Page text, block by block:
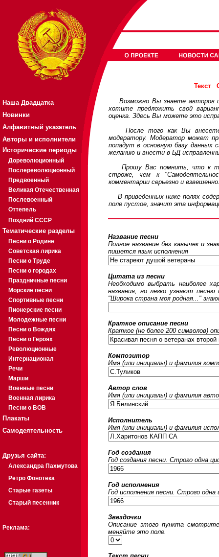
Наша Двадцатка
Новинки
Алфавитный указатель
Авторы и исполнители
Исторические периоды
Дореволюционный
Послереволюционный
Предвоенный
Великая Отечественная
Послевоенный
Оттепель
Поздний СССР
Тематические разделы
Песни о Родине
Советская лирика
Песни о Труде
Песни о городах
Праздничные песни
Морские песни
Спортивные песни
Пионерские песни
Молодежные песни
Песни о Вождях
Песни о Героях
Революционные
Интернационал
Речи
Марши
Военные песни
Военная лирика
Песни о ВОВ
Плакаты
Самодеятельность
Друзья сайта:
Александра Пахмутова
Ретро Фонотека
Старые газеты
Старый песенник
Реклама:
Текст
Возможно Вы знаете авторов
хотите предложить свой
оценка. Здесь Вы можете это
После того как Вы внесете
модератору. Модератор может
попадут в основную базу
желанию и внести в БД
Прошу Вас помнить, что к
строже, чем к
комментарии серьезно и
В приведенных ниже полях
поле пустое, значит эта
Название песни
Полное название без кавычек и
пишется язык исполнения
Цитата из песни
Необходимо выбрать наиболее
названия, но легко узнают
"Широка страна моя родная..."
Краткое описание песни
Краткое (не более 200 символов)
Композитор
Имя (или инициалы) и фамилия
Автор слов
Имя (или инициалы) и фамилия
Исполнитель
Имя (или инициалы) и фамилия
Год создания
Год создания песни. Строго одна
Год исполнения
Год исполнения песни. Строго
Звездочки
Описание этого пункта
меняйте это поле.